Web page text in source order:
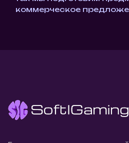
коммерческое